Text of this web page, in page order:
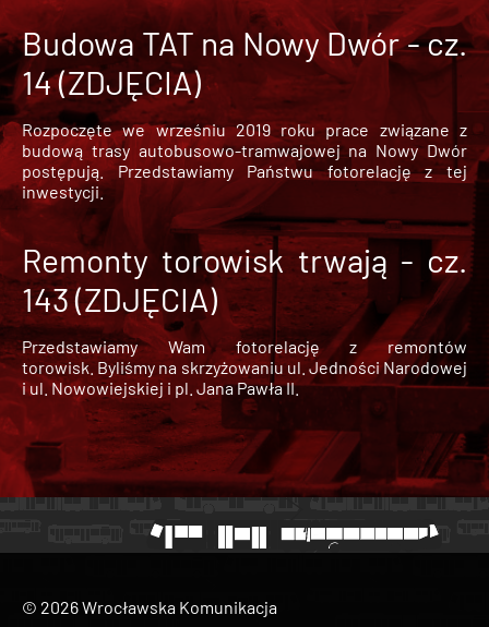
Budowa TAT na Nowy Dwór - cz.
14 (ZDJĘCIA)
Rozpoczęte we wrześniu 2019 roku prace związane z
budową trasy autobusowo-tramwajowej na Nowy Dwór
postępują. Przedstawiamy Państwu fotorelację z tej
inwestycji.
Remonty torowisk trwają - cz.
143 (ZDJĘCIA)
Przedstawiamy Wam fotorelację z remontów
torowisk. Byliśmy na skrzyżowaniu ul. Jedności Narodowej
i ul. Nowowiejskiej i pl. Jana Pawła II.
© 2026 Wrocławska Komunikacja